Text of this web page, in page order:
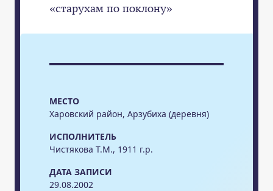
МЕСТО
Харовский район, Арзубиха (деревня)
ИСПОЛНИТЕЛЬ
Чистякова Т.М., 1911 г.р.
ДАТА ЗАПИСИ
29.08.2002
«старухам по поклону»